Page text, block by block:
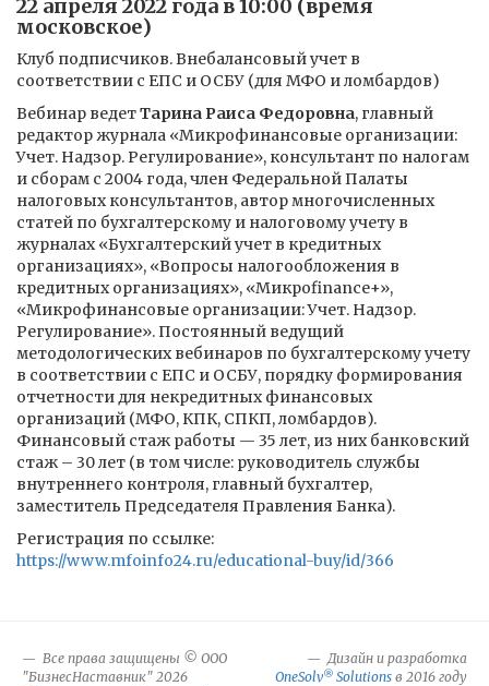
22 апреля 2022 года в 10:00 (время
московское)
Клуб подписчиков. Внебалансовый учет в
соответствии с ЕПС и ОСБУ (для МФО и ломбардов)
Вебинар ведетТарина Раиса Федоровна, главный
редактор журнала «Микрофинансовые организации:
Учет. Надзор. Регулирование», консультант по налогам
и сборам с 2004 года, член Федеральной Палаты
налоговых консультантов, автор многочисленных
статей по бухгалтерскому и налоговому учету в
журналах «Бухгалтерский учет в кредитных
организациях», «Вопросы налогообложения в
кредитных организациях», «Микроfinance+»,
«Микрофинансовые организации: Учет. Надзор.
Регулирование». Постоянный ведущий
методологических вебинаров по бухгалтерскому учету
в соответствии с ЕПС и ОСБУ, порядку формирования
отчетности для некредитных финансовых
организаций (МФО, КПК, СПКП, ломбардов).
Финансовый стаж работы — 35 лет, из них банковский
стаж – 30 лет (в том числе: руководитель службы
внутреннего контроля, главный бухгалтер,
заместитель Председателя Правления Банка).
Регистрация по ссылке:
https://www.mfoinfo24.ru/educational-buy/id/366
Все права защищены © ООО
"БизнесНаставник" 2026
Дизайн и разработка
OneSolv® Solutions в 2016 году